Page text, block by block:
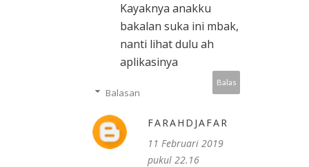
Kayaknya anakku
bakalan suka ini mbak,
nanti lihat dulu ah
aplikasinya
Balas
Balasan
FARAHDJAFAR
11 Februari 2019
pukul 22.16